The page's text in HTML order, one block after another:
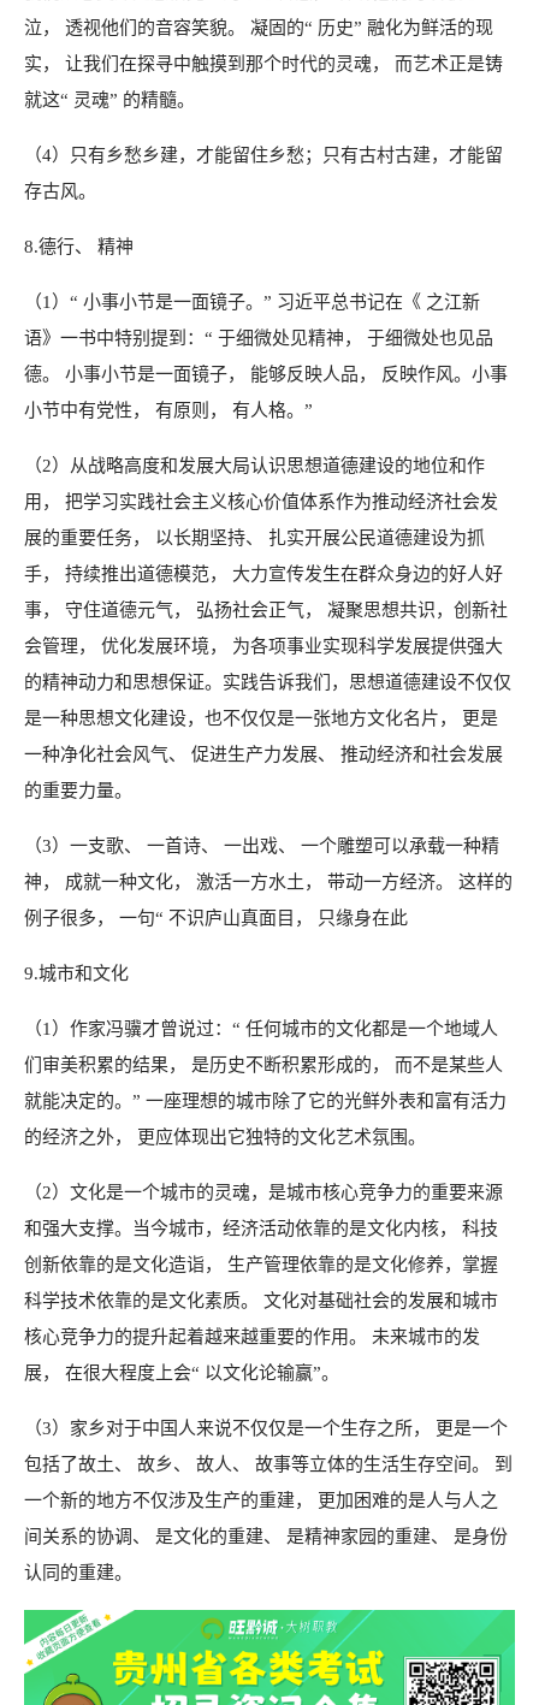
泣， 透视他们的音容笑貌。 凝固的“ 历史” 融化为鲜活的现
实， 让我们在探寻中触摸到那个时代的灵魂， 而艺术正是铸
就这“ 灵魂” 的精髓。
（4）只有乡愁乡建，才能留住乡愁；只有古村古建，才能留
存古风。
8.德行、 精神
（1）“ 小事小节是一面镜子。” 习近平总书记在《 之江新
语》一书中特别提到：“ 于细微处见精神， 于细微处也见品
德。 小事小节是一面镜子， 能够反映人品， 反映作风。小事
小节中有党性， 有原则， 有人格。”
（2）从战略高度和发展大局认识思想道德建设的地位和作
用， 把学习实践社会主义核心价值体系作为推动经济社会发
展的重要任务， 以长期坚持、 扎实开展公民道德建设为抓
手， 持续推出道德模范， 大力宣传发生在群众身边的好人好
事， 守住道德元气， 弘扬社会正气， 凝聚思想共识，创新社
会管理， 优化发展环境， 为各项事业实现科学发展提供强大
的精神动力和思想保证。实践告诉我们，思想道德建设不仅仅
是一种思想文化建设，也不仅仅是一张地方文化名片， 更是
一种净化社会风气、 促进生产力发展、 推动经济和社会发展
的重要力量。
（3）一支歌、 一首诗、 一出戏、 一个雕塑可以承载一种精
神， 成就一种文化， 激活一方水土， 带动一方经济。 这样的
例子很多， 一句“ 不识庐山真面目， 只缘身在此
9.城市和文化
（1）作家冯骥才曾说过：“ 任何城市的文化都是一个地域人
们审美积累的结果， 是历史不断积累形成的， 而不是某些人
就能决定的。” 一座理想的城市除了它的光鲜外表和富有活力
的经济之外， 更应体现出它独特的文化艺术氛围。
（2）文化是一个城市的灵魂，是城市核心竞争力的重要来源
和强大支撑。当今城市，经济活动依靠的是文化内核， 科技
创新依靠的是文化造诣， 生产管理依靠的是文化修养，掌握
科学技术依靠的是文化素质。 文化对基础社会的发展和城市
核心竞争力的提升起着越来越重要的作用。 未来城市的发
展， 在很大程度上会“ 以文化论输赢”。
（3）家乡对于中国人来说不仅仅是一个生存之所， 更是一个
包括了故土、 故乡、 故人、 故事等立体的生活生存空间。 到
一个新的地方不仅涉及生产的重建， 更加困难的是人与人之
间关系的协调、 是文化的重建、 是精神家园的重建、 是身份
认同的重建。